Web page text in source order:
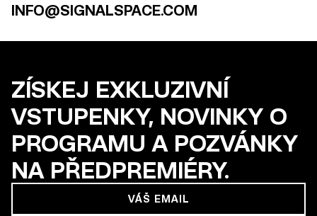
INFO@SIGNALSPACE.COM
ZÍSKEJ EXKLUZIVNÍ
VSTUPENKY, NOVINKY O
PROGRAMU A POZVÁNKY
NA PŘEDPREMIÉRY.